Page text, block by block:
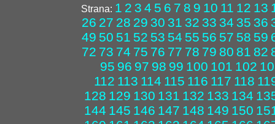
Strana: 1 2 3 4 5 6 7 8 9 10 11 12 13
26 27 28 29 30 31 32 33 34 35 36
49 50 51 52 53 54 55 56 57 58 59
72 73 74 75 76 77 78 79 80 81 82
95 96 97 98 99 100 101 102
112 113 114 115 116 117 118
128 129 130 131 132 133 134
144 145 146 147 148 149 150